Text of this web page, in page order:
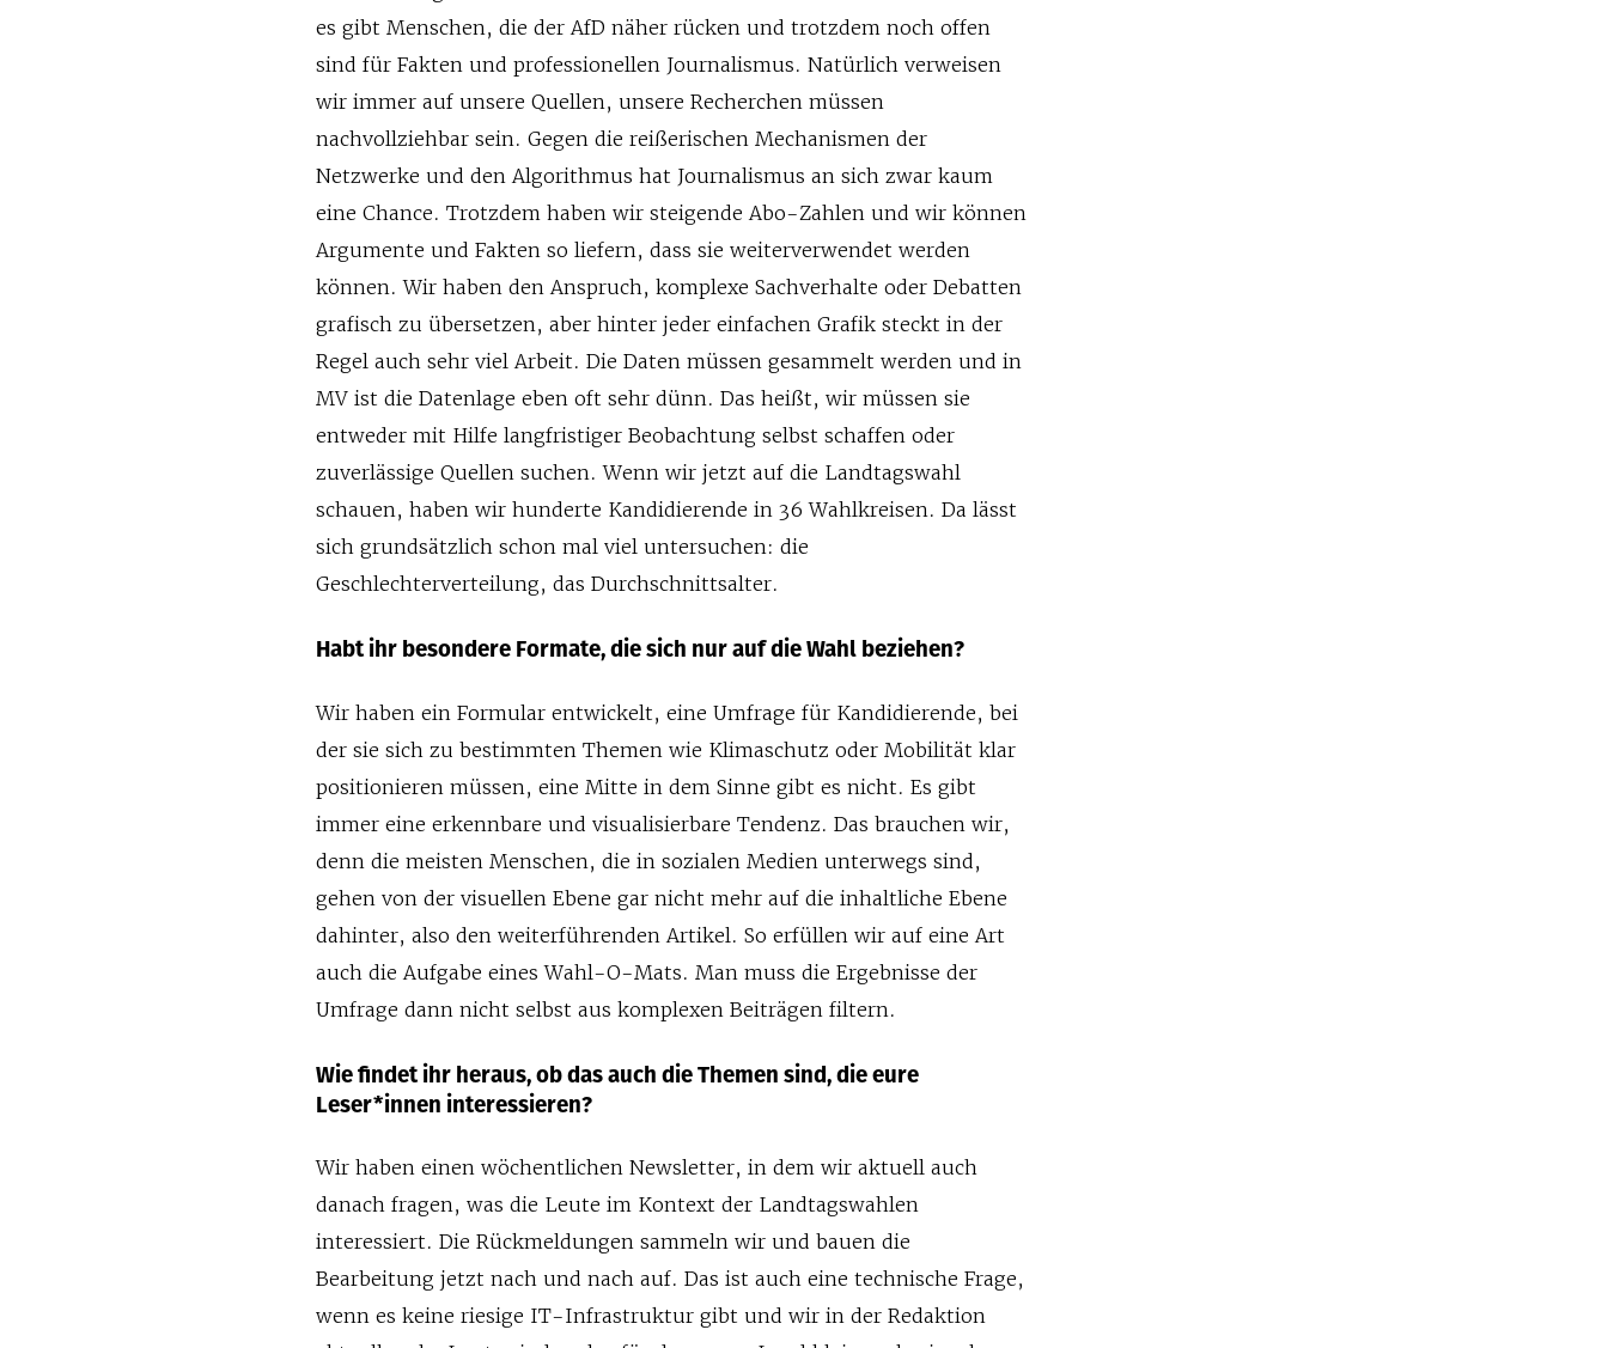
es gibt Menschen, die der AfD näher rücken und trotzdem noch offen
sind für Fakten und professionellen Journalismus. Natürlich verweisen
wir immer auf unsere Quellen, unsere Recherchen müssen
nachvollziehbar sein. Gegen die reißerischen Mechanismen der
Netzwerke und den Algorithmus hat Journalismus an sich zwar kaum
eine Chance. Trotzdem haben wir steigende Abo-Zahlen und wir können
Argumente und Fakten so liefern, dass sie weiterverwendet werden
können. Wir haben den Anspruch, komplexe Sachverhalte oder Debatten
grafisch zu übersetzen, aber hinter jeder einfachen Grafik steckt in der
Regel auch sehr viel Arbeit. Die Daten müssen gesammelt werden und in
MV ist die Datenlage eben oft sehr dünn. Das heißt, wir müssen sie
entweder mit Hilfe langfristiger Beobachtung selbst schaffen oder
zuverlässige Quellen suchen. Wenn wir jetzt auf die Landtagswahl
schauen, haben wir hunderte Kandidierende in 36 Wahlkreisen. Da lässt
sich grundsätzlich schon mal viel untersuchen: die
Geschlechterverteilung, das Durchschnittsalter.
Habt ihr besondere Formate, die sich nur auf die Wahl beziehen?
Wir haben ein Formular entwickelt, eine Umfrage für Kandidierende, bei
der sie sich zu bestimmten Themen wie Klimaschutz oder Mobilität klar
positionieren müssen, eine Mitte in dem Sinne gibt es nicht. Es gibt
immer eine erkennbare und visualisierbare Tendenz. Das brauchen wir,
denn die meisten Menschen, die in sozialen Medien unterwegs sind,
gehen von der visuellen Ebene gar nicht mehr auf die inhaltliche Ebene
dahinter, also den weiterführenden Artikel. So erfüllen wir auf eine Art
auch die Aufgabe eines Wahl-O-Mats. Man muss die Ergebnisse der
Umfrage dann nicht selbst aus komplexen Beiträgen filtern.
Wie findet ihr heraus, ob das auch die Themen sind, die eure
Leser*innen interessieren?
Wir haben einen wöchentlichen Newsletter, in dem wir aktuell auch
danach fragen, was die Leute im Kontext der Landtagswahlen
interessiert. Die Rückmeldungen sammeln wir und bauen die
Bearbeitung jetzt nach und nach auf. Das ist auch eine technische Frage,
wenn es keine riesige IT-Infrastruktur gibt und wir in der Redaktion